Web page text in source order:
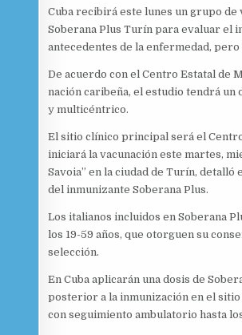
Cuba recibirá este lunes un grupo
Soberana Plus Turín para evaluar el
antecedentes de la enfermedad,
De acuerdo con el Centro Estatal de
nación caribeña, el estudio tendrá
y multicéntrico.
El sitio clínico principal será el
iniciará la vacunación este martes,
Savoia” en la ciudad de Turín,
del inmunizante Soberana Plus.
Los italianos incluidos en Soberana
los 19-59 años, que otorguen su
selección.
En Cuba aplicarán una dosis de
posterior a la inmunización en el
con seguimiento ambulatorio hasta